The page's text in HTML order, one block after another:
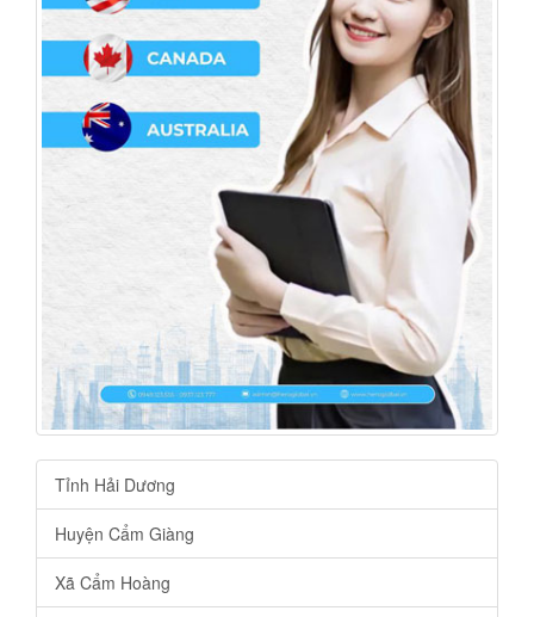
Tỉnh Hải Dương
Huyện Cẩm Giàng
Xã Cẩm Hoàng